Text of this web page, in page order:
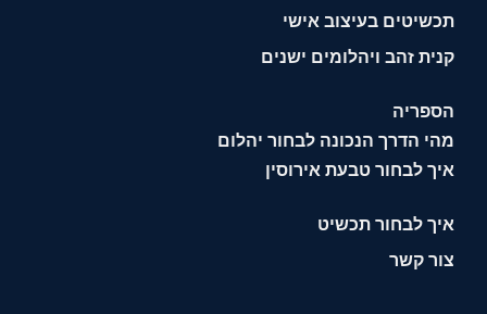
תכשיטים בעיצוב אישי
קנית זהב ויהלומים ישנים
הספריה
מהי הדרך הנכונה לבחור יהלום
איך לבחור טבעת אירוסין
איך לבחור תכשיט
צור קשר